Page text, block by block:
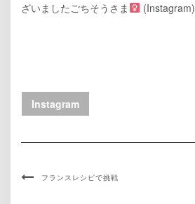
ざいましたごちそうさま‍
(Instagram)
Instagram
フランスレシピで挑戦